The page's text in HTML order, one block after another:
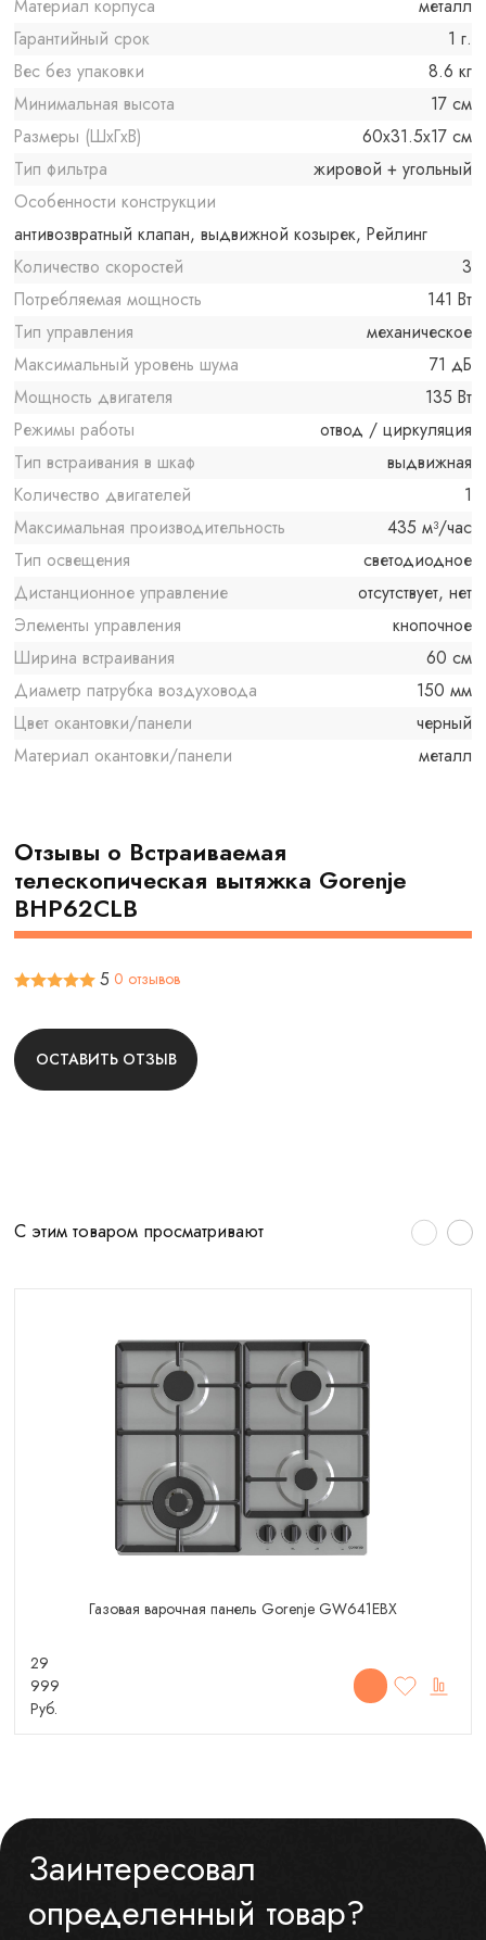
Материал корпуса
металл
Гарантийный срок
1 г.
Вес без упаковки
8.6 кг
Минимальная высота
17 см
Размеры (ШxГxВ)
60x31.5x17 см
Тип фильтра
жировой + угольный
Особенности конструкции
антивозвратный клапан, выдвижной козырек, Рейлинг
Количество скоростей
3
Потребляемая мощность
141 Вт
Тип управления
механическое
Максимальный уровень шума
71 дБ
Мощность двигателя
135 Вт
Режимы работы
отвод / циркуляция
Тип встраивания в шкаф
выдвижная
Количество двигателей
1
Максимальная производительность
435 м³/час
Тип освещения
светодиодное
Дистанционное управление
отсутствует, нет
Элементы управления
кнопочное
Ширина встраивания
60 см
Диаметр патрубка воздуховода
150 мм
Цвет окантовки/панели
черный
Материал окантовки/панели
металл
Отзывы о Встраиваемая
телескопическая вытяжка Gorenje
BHP62CLB
5 0 отзывов
ОСТАВИТЬ ОТЗЫВ
С этим товаром просматривают
Газовая варочная панель Gorenje GW641EBX
29
999
Руб.
Заинтересовал
определенный товар?